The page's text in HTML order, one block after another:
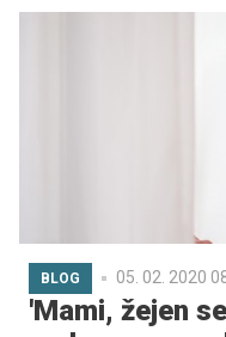
bi lahko nadaljevala
Kijev, kjer bi ji lahko
in deklici pomagajte
BLOG 05. 02. 2020
'Mami, žejen